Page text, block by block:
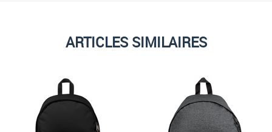
ARTICLES SIMILAIRES